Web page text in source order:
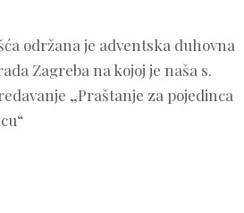
održana je adventska duhovna
Zagreba na kojoj je naša s.
„Praštanje za pojedinca